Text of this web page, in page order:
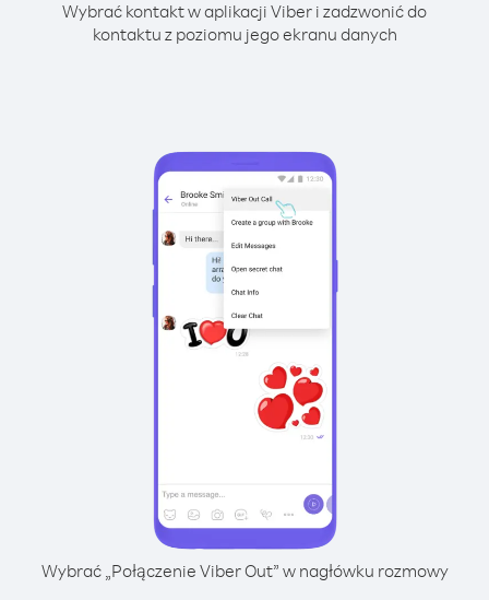
Wybrać kontakt w aplikacji Viber i zadzwonić do
kontaktu z poziomu jego ekranu danych
Wybrać „Połączenie Viber Out” w nagłówku rozmowy